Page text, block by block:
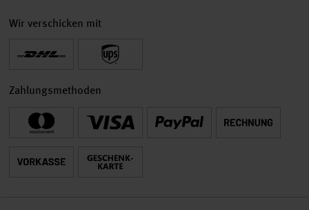
Wir verschicken mit
Zahlungsmethoden